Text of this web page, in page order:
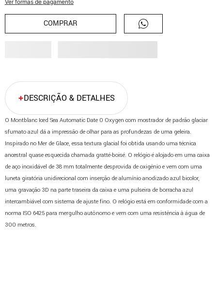
Ver formas de pagamento
COMPRAR
DESCRIÇÃO & DETALHES
O Montblanc Iced Sea Automatic Date 0 Oxygen com mostrador de padrão glaciar
sfumato azul dá a impressão de olhar para as profundezas de uma geleira.
Inspirado no Mer de Glace, essa textura glacial foi obtida usando uma técnica
ancestral quase esquecida chamada gratté-boisé. O relógio é alojado em uma caixa
de aço inoxidável de 38 mm totalmente desprovida de oxigênio e vem com uma
luneta giratória unidirecional com inserção de alumínio anodizado azul bicolor,
uma gravação 3D na parte traseira da caixa e uma pulseira de borracha azul
intercambiável com sistema de ajuste fino. O relógio está em conformidade com a
norma ISO 6425 para mergulho autônomo e vem com uma resistência à água de
300 metros.